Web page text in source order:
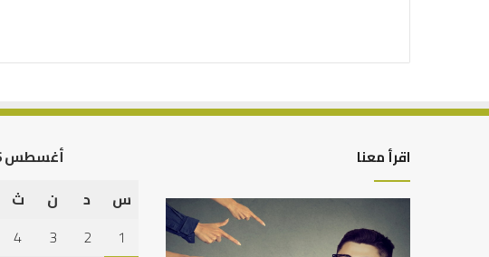
اقرأ معنا
من
أدبيات
تحمل
أغسطس 2026
س
د ن ث
1
2
3
4